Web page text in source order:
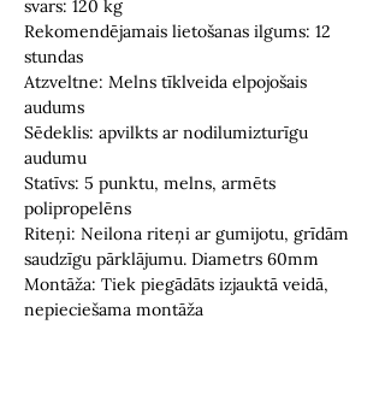
svars: 120 kg
Rekomendējamais lietošanas ilgums: 12
stundas
Atzveltne: Melns tīklveida elpojošais
audums
Sēdeklis: apvilkts ar nodilumizturīgu
audumu
Statīvs: 5 punktu, melns, armēts
polipropelēns
Riteņi: Neilona riteņi ar gumijotu, grīdām
saudzīgu pārklājumu. Diametrs 60mm
Montāža: Tiek piegādāts izjauktā veidā,
nepieciešama montāža